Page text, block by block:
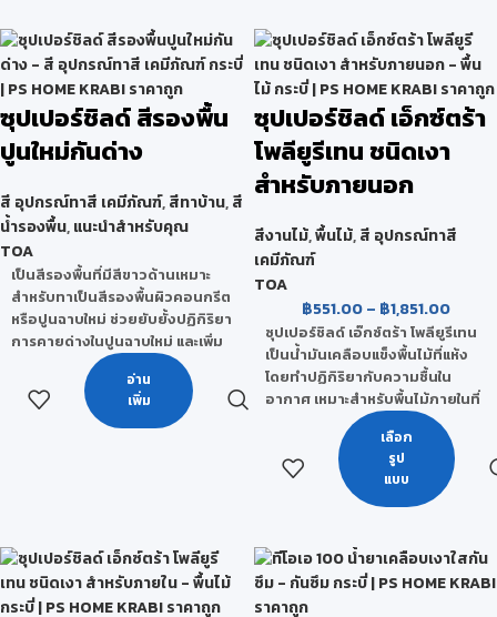
ซุปเปอร์ชิลด์ สีรองพื้น
ปูนใหม่กันด่าง
สี อุปกรณ์ทาสี เคมีภัณฑ์,สีทาบ้าน,สี
น้ำรองพื้น,แนะนำสำหรับคุณ
TOA
เป็นสีรองพื้นที่มีสีขาวด้านเหมาะ
สำหรับทาเป็นสีรองพื้นผิวคอนกรีต
หรือปูนฉาบใหม่ ช่วยยับยั้งปฏิกิริยา
การคายด่างในปูนฉาบใหม่ และเพิ่ม
การยึดเกาะของสีทับหน้ากับพื้นผิว
ดีขึ้น เหมาะสำหรับพื้นผิวปูนฉาบใหม่
ใช้ได้ทั้งภายในอาคาร และภายนอก
ขาวด้าน
ขนาดบรรจุ
อ่าน
เพิ่ม
ซุปเปอร์ชิลด์ เอ็กซ์ตร้า
โพลียูรีเทน ชนิดเงา
สำหรับภายนอก
สีงานไม้,พื้นไม้,สี อุปกรณ์ทาสี
เคมีภัณฑ์
TOA
฿551.00 – ฿1,851.00
ซุปเปอร์ชิลด์ เอ๊กซ์ตร้า โพลียูรีเทน
เป็นน้ำมันเคลือบแข็งพื้นไม้ที่แห้ง
โดยทำปฏิกิริยากับความชื้นใน
อากาศ เหมาะสำหรับพื้นไม้ภายในที่
มีแดดส่องถึงเป็นบางเวลา ทาง่าย
ขึ้นฟิล์มไว ให้ความเงางามสูง
สามารถป้องกันแบคทีเรียได้ตลอด
อายุการใช้งาน ฟิล์มสีสามารถทน
ต่อการขูดขีด การขัดถู และ
นอกจากนี้ ยังทนทานต่อการ
กระแทก ความร้อน และ สารเคมีได้
เลือก
รูป
แบบ